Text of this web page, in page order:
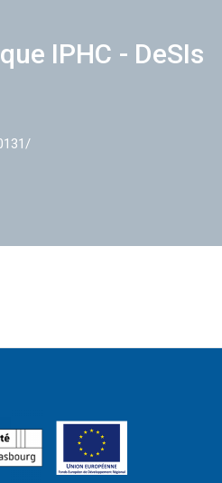
IPHC - DeSIs